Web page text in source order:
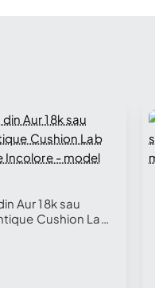
Aur 18k sau
Cushion Lab
Incolore - model